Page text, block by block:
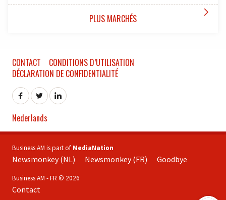
PLUS MARCHÉS 
CONTACT
CONDITIONS D’UTILISATION
DÉCLARATION DE CONFIDENTIALITÉ
Nederlands
Business AM is part of MediaNation
Newsmonkey (NL) Newsmonkey (FR) Goodbye
Business AM - FR © 2026
Contact